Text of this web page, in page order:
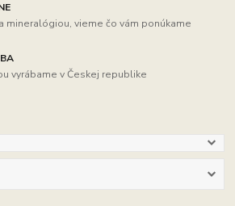
mineralógiou, vieme čo vám ponúkame
vyrábame v Českej republike